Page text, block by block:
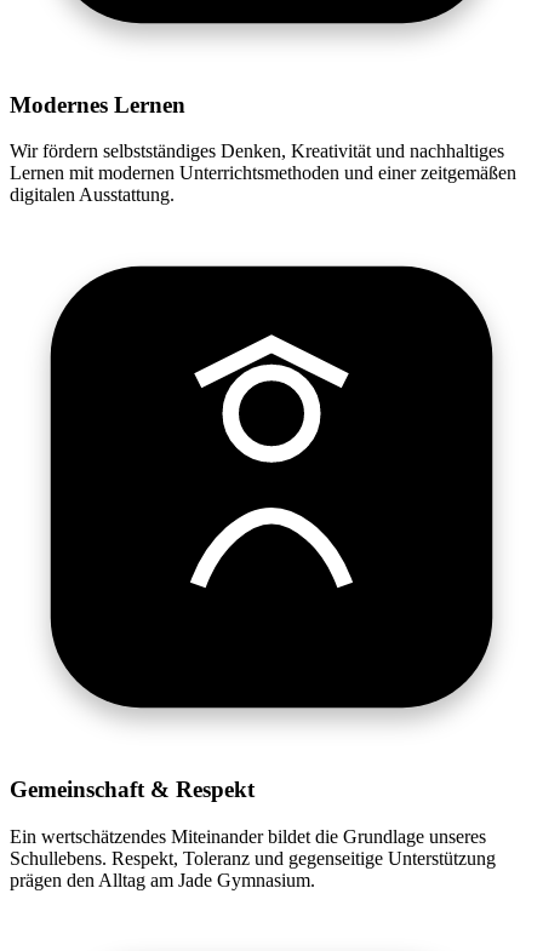
Modernes Lernen
Wir fördern selbstständiges Denken, Kreativität und nachhaltiges
Lernen mit modernen Unterrichtsmethoden und einer zeitgemäßen
digitalen Ausstattung.
Gemeinschaft & Respekt
Ein wertschätzendes Miteinander bildet die Grundlage unseres
Schullebens. Respekt, Toleranz und gegenseitige Unterstützung
prägen den Alltag am Jade Gymnasium.